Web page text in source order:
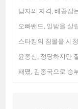
남자의 자격, 배꼽잡
오빠밴드, 일밤을 살
스타킹의 침몰을 시
윤종신, 정당하지만
패떴, 김종국으로 승